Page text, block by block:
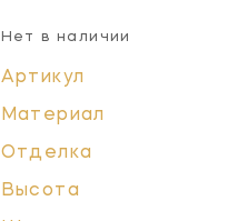
Нет в наличии
Артикул
Материал
Отделка
Высота